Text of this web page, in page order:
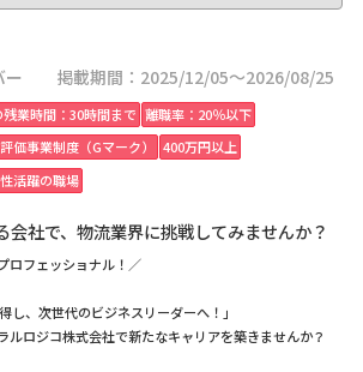
ー 掲載期間：2025/12/05～2026/08/25
残業時間：30時間まで 離職率：20％以下
価事業制度（Gマーク）
400万円以上
活躍の職場
会社で、物流業界に挑戦してみませんか？
ロフェッショナル！／
し、次世代のビジネスリーダーへ！」
ルロジコ株式会社で新たなキャリアを築きませんか？